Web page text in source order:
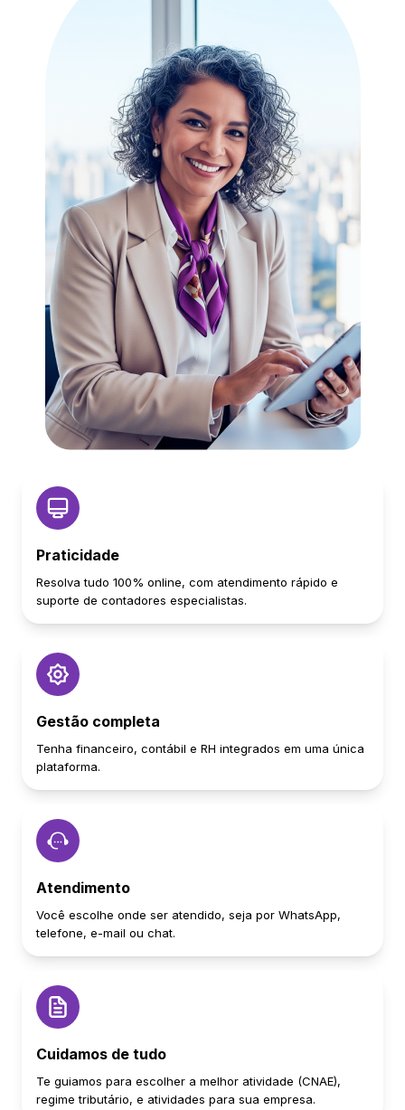
Praticidade
Resolva tudo 100% online, com atendimento rápido e
suporte de contadores especialistas.
Gestão completa
Tenha financeiro, contábil e RH integrados em uma única
plataforma.
Atendimento
Você escolhe onde ser atendido, seja por WhatsApp,
telefone, e-mail ou chat.
Cuidamos de tudo
Te guiamos para escolher a melhor atividade (CNAE),
regime tributário, e atividades para sua empresa.